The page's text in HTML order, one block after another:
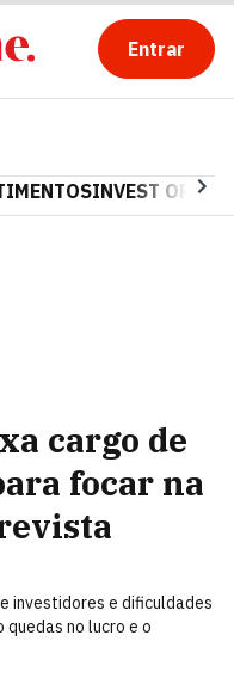
Entrar
INVEST OPINA
cargo de
focar na
investidores e dificuldades
no lucro e o